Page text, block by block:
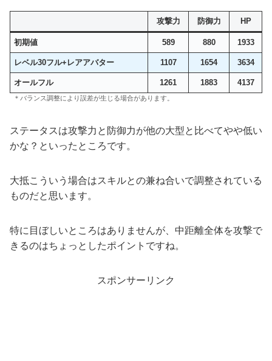
攻撃力 防御力 HP
初期値 589 880 1933
レベル30フル+レアアバター 1107 1654 3634
オールフル 1261 1883 4137
＊バランス調整により誤差が生じる場合があります。
ステータスは攻撃力と防御力が他の大型と比べてやや低い
かな？といったところです。
大抵こういう場合はスキルとの兼ね合いで調整されている
ものだと思います。
特に目ぼしいところはありませんが、中距離全体を攻撃で
きるのはちょっとしたポイントですね。
スポンサーリンク